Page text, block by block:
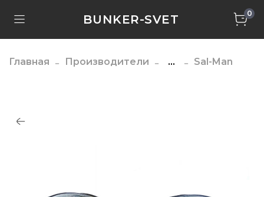
BUNKER-SVET 0
Главная Производители ... Sal-Man